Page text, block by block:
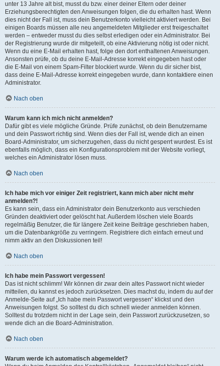
unter 13 Jahre alt bist, musst du bzw. einer deiner Eltern oder deiner
Erziehungsberechtigten den Anweisungen folgen, die du erhalten hast. Wenn
dies nicht der Fall ist, muss dein Benutzerkonto vielleicht aktiviert werden. Bei
einigen Boards müssen alle neu angemeldeten Mitglieder erst freigeschaltet
werden – entweder musst du dies selbst erledigen oder ein Administrator. Bei
der Registrierung wurde dir mitgeteilt, ob eine Aktivierung nötig ist oder nicht.
Wenn du eine E-Mail erhalten hast, folge den dort enthaltenen Anweisungen.
Ansonsten prüfe, ob du deine E-Mail-Adresse korrekt eingegeben hast oder
die E-Mail von einem Spam-Filter blockiert wurde. Wenn du dir sicher bist,
dass deine E-Mail-Adresse korrekt eingegeben wurde, dann kontaktiere einen
Administrator.
Nach oben
Warum kann ich mich nicht anmelden?
Dafür gibt es viele mögliche Gründe. Prüfe zunächst, ob dein Benutzername
und dein Passwort richtig sind. Wenn dies der Fall ist, wende dich an einen
Board-Administrator, um sicherzugehen, dass du nicht gesperrt wurdest. Es ist
ebenfalls möglich, dass ein Konfigurationsproblem mit der Website vorliegt,
welches ein Administrator lösen muss.
Nach oben
Ich habe mich vor einiger Zeit registriert, kann mich aber nicht mehr
anmelden?!
Es kann sein, dass ein Administrator dein Benutzerkonto aus verschieden
Gründen deaktiviert oder gelöscht hat. Außerdem löschen viele Boards
regelmäßig Benutzer, die für längere Zeit keine Beiträge geschrieben haben,
um die Datenbankgröße zu verringern. Registriere dich einfach erneut und
nimm aktiv an den Diskussionen teil!
Nach oben
Ich habe mein Passwort vergessen!
Das ist nicht schlimm! Wir können dir zwar dein altes Passwort nicht wieder
mitteilen, du kannst es jedoch zurücksetzen. Dies machst du, indem du auf der
Anmelde-Seite auf „Ich habe mein Passwort vergessen“ klickst und den
Anweisungen folgst. So solltest du dich schnell wieder anmelden können.
Solltest du trotzdem nicht in der Lage sein, dein Passwort zurückzusetzen, so
wende dich an die Board-Administration.
Nach oben
Warum werde ich automatisch abgemeldet?